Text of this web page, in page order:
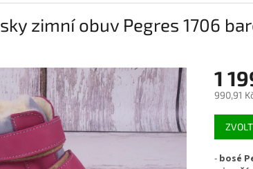
zimní obuv Pegres 1706
1
990,91
Měrná
cena:
- bosé